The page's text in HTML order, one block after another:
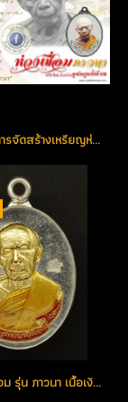
ข้อมูลประวัติการจัดสร้างเหรียญห่วงเชื่อม รุ่น ภาวนา ปี 2558 หลวงปู่ทิม อิสริโก วัดละหารไร่ จ.ระยอง (วัดจัดสร้างเอง)
เหรียญห่วงเชื่อม รุ่น ภาวนา เนื้อเงินหน้ากากทอง ลงยาสีแดงจีวรเหลือง หมายเลข 79 (โทรถาม)